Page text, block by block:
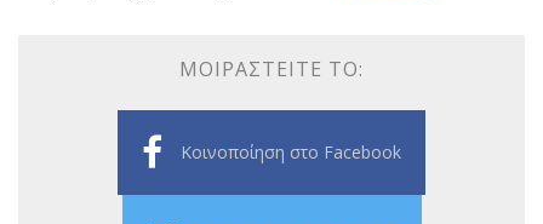
ΜΟΙΡΑΣΤΕΊΤΕ ΤΟ:
Κοινοποίηση στο Facebook